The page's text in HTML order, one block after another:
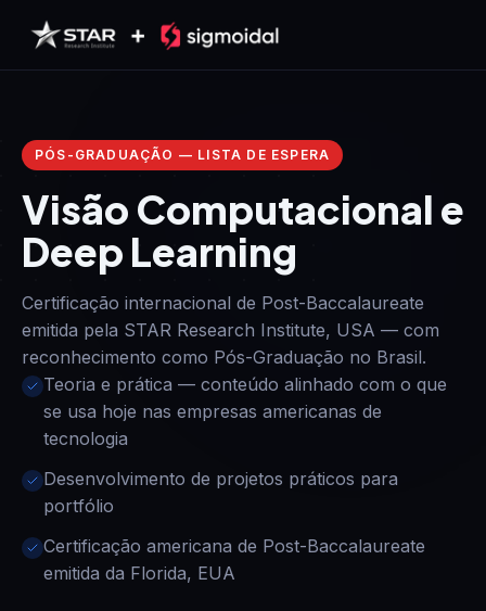
PÓS-GRADUAÇÃO — LISTA DE ESPERA
Visão Computacional e
Deep Learning
Certificação internacional de Post-Baccalaureate
emitida pela STAR Research Institute, USA — com
reconhecimento como Pós-Graduação no Brasil.
Teoria e prática — conteúdo alinhado com o que
se usa hoje nas empresas americanas de
tecnologia
Desenvolvimento de projetos práticos para
portfólio
Certificação americana de Post-Baccalaureate
emitida da Florida, EUA